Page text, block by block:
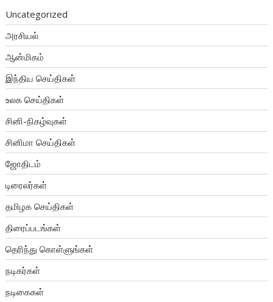
Uncategorized
அரசியல்
ஆன்மிகம்
இந்திய செய்திகள்
உலக செய்திகள்
சினி-நிகழ்வுகள்
சினிமா செய்திகள்
ஜோதிடம்
டிரைலர்கள்
தமிழக செய்திகள்
திரைப்படங்கள்
தெரிந்து கொள்ளுங்கள்
நடிகர்கள்
நடிகைகள்